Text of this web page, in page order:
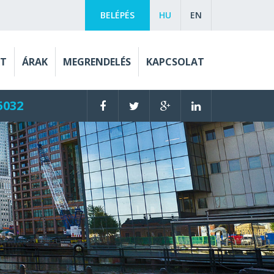
EN
HU
BELÉPÉS
ÁRAK MEGRENDELÉS KAPCSOLAT